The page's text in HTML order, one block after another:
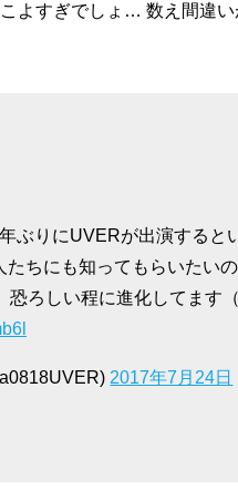
よすぎでしょ… 数え間違
ぶりにUVERが出演すると
たちにも知ってもらいたい
ろしい程に進化してます（
2017年7月24日